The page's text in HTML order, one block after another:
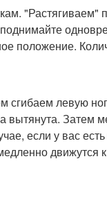
"Растягиваем"
положение.
сгибаем левую
вытянута. Затем
если у вас
движутся